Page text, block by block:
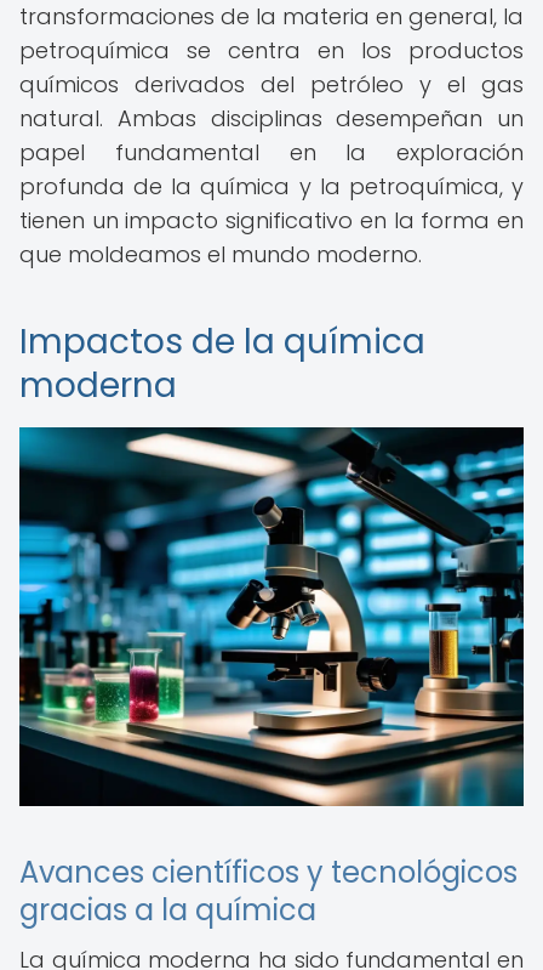
transformaciones de la materia en general, la
petroquímica se centra en los productos
químicos derivados del petróleo y el gas
natural. Ambas disciplinas desempeñan un
papel fundamental en la exploración
profunda de la química y la petroquímica, y
tienen un impacto significativo en la forma en
que moldeamos el mundo moderno.
Impactos de la química
moderna
Avances científicos y tecnológicos
gracias a la química
La química moderna ha sido fundamental en